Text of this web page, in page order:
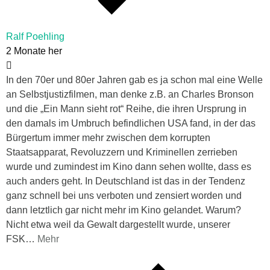
Ralf Poehling
2 Monate her
In den 70er und 80er Jahren gab es ja schon mal eine Welle
an Selbstjustizfilmen, man denke z.B. an Charles Bronson
und die „Ein Mann sieht rot“ Reihe, die ihren Ursprung in
den damals im Umbruch befindlichen USA fand, in der das
Bürgertum immer mehr zwischen dem korrupten
Staatsapparat, Revoluzzern und Kriminellen zerrieben
wurde und zumindest im Kino dann sehen wollte, dass es
auch anders geht. In Deutschland ist das in der Tendenz
ganz schnell bei uns verboten und zensiert worden und
dann letztlich gar nicht mehr im Kino gelandet. Warum?
Nicht etwa weil da Gewalt dargestellt wurde, unserer
FSK… Mehr